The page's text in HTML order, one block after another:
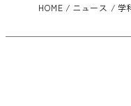
HOME ニュース 学